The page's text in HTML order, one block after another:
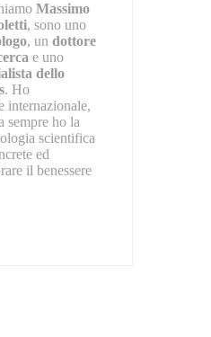
Massimo
, sono uno
, undottore
e uno
dello
. Ho
internazionale,
sempre ho la
scientifica
ed
il benessere